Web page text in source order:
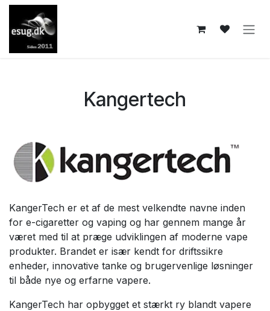
Skip to Content
Kangertech
KangerTech er et af de mest velkendte navne inden
for e-cigaretter og vaping og har gennem mange år
været med til at præge udviklingen af moderne vape
produkter. Brandet er især kendt for driftssikre
enheder, innovative tanke og brugervenlige løsninger
til både nye og erfarne vapere.
KangerTech har opbygget et stærkt ry blandt vapere